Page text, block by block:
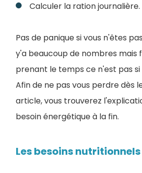
Calculer la ration journalière.
Pas de panique si vous n'êtes
y'a beaucoup de nombres mais
prenant le temps ce n'est pas si
Afin de ne pas vous perdre dès
article, vous trouverez
besoin énergétique à la fin.
Les besoins